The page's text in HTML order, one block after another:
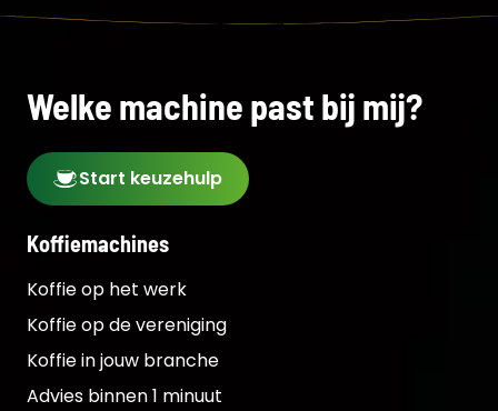
Welke machine past bij mij?
Start keuzehulp
Koffiemachines
Koffie op het werk
Koffie op de vereniging
Koffie in jouw branche
Advies binnen 1 minuut